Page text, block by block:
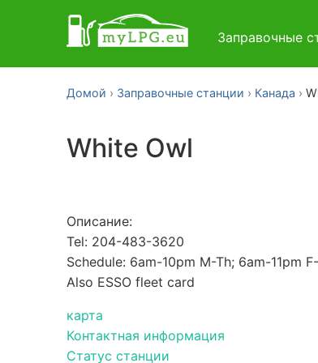
Заправочные
Домой Заправочные станции Канада
White Owl
Описание:
Tel: 204-483-3620
Schedule: 6am-10pm M-Th; 6am-11pm
Also ESSO fleet card
карта
Контактная информация
Статус станции